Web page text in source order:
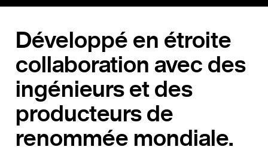
Développé en étroite
collaboration avec des
ingénieurs et des
producteurs de
renommée mondiale.